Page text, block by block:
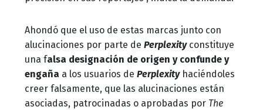
Ahondó que el uso de estas marcas junto con
alucinaciones por parte de Perplexityconstituye
una falsa designación de origen y confunde y
engaña a los usuarios de Perplexityhaciéndoles
creer falsamente, que las alucinaciones están
asociadas, patrocinadas o aprobadas por The